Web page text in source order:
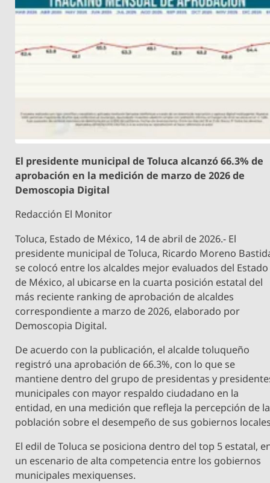
El presidente municipal de Toluca alcanzó 66.3% de
aprobación en la medición de marzo de 2026 de
Demoscopia Digital
Redacción El Monitor
Toluca, Estado de México, 14 de abril de 2026.- El
presidente municipal de Toluca, Ricardo Moreno
se colocó entre los alcaldes mejor evaluados del Estado
de México, al ubicarse en la cuarta posición estatal del
más reciente ranking de aprobación de alcaldes
correspondiente a marzo de 2026, elaborado por
Demoscopia Digital.
De acuerdo con la publicación, el alcalde toluqueño
registró una aprobación de 66.3%, con lo que se
mantiene dentro del grupo de presidentas y
municipales con mayor respaldo ciudadano en la
entidad, en una medición que refleja la percepción de la
población sobre el desempeño de sus gobiernos
El edil de Toluca se posiciona dentro del top 5 estatal,
un escenario de alta competencia entre los gobiernos
municipales mexiquenses.